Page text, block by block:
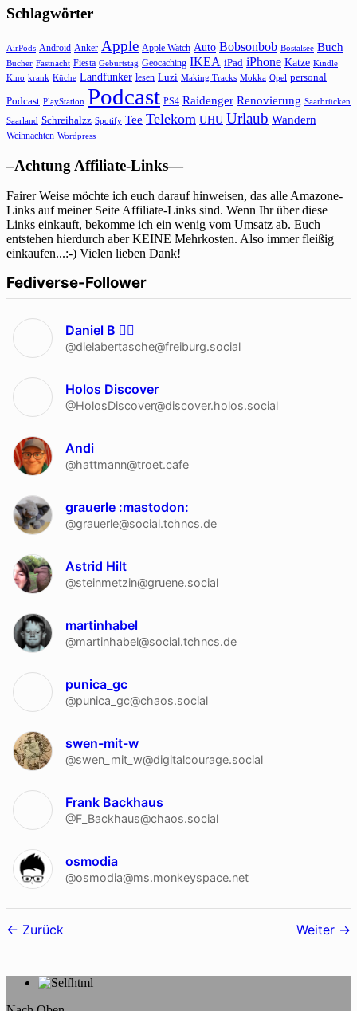
Schlagwörter
AirPods Android Anker Apple Apple Watch Auto Bobsonbob Bostalsee Buch
Bücher Fastnacht Fiesta Geburtstag Geocaching IKEA iPad iPhone Katze Kindle
Kino krank Küche Landfunker lesen Luzi Making Tracks Mokka Opel personal
Podcast PlayStation Podcast PS4 Raidenger Renovierung Saarbrücken
Saarland Schreihalzz Spotify Tee Telekom UHU Urlaub Wandern
Weihnachten Wordpress
–Achtung Affiliate-Links—
Fairer Weise möchte ich euch darauf hinweisen, das alle Amazone-
Links auf meiner Seite Affiliate-Links sind. Wenn Ihr über diese
Links einkauft, bekomme ich ein wenig vom Umsatz ab. Euch
entstehen hierdurch aber KEINE Mehrkosten. Also immer fleißig
einkaufen...:-) Vielen lieben Dank!
Fediverse-Follower
Daniel B 🏳‍🌈
@dielabertasche@freiburg.social
Holos Discover
@HolosDiscover@discover.holos.social
Andi
@hattmann@troet.cafe
grauerle :mastodon:
@grauerle@social.tchncs.de
Astrid Hilt
@steinmetzin@gruene.social
martinhabel
@martinhabel@social.tchncs.de
punica_gc
@punica_gc@chaos.social
swen-mit-w
@swen_mit_w@digitalcourage.social
Frank Backhaus
@F_Backhaus@chaos.social
osmodia
@osmodia@ms.monkeyspace.net
Follower-
Zurück Weiter